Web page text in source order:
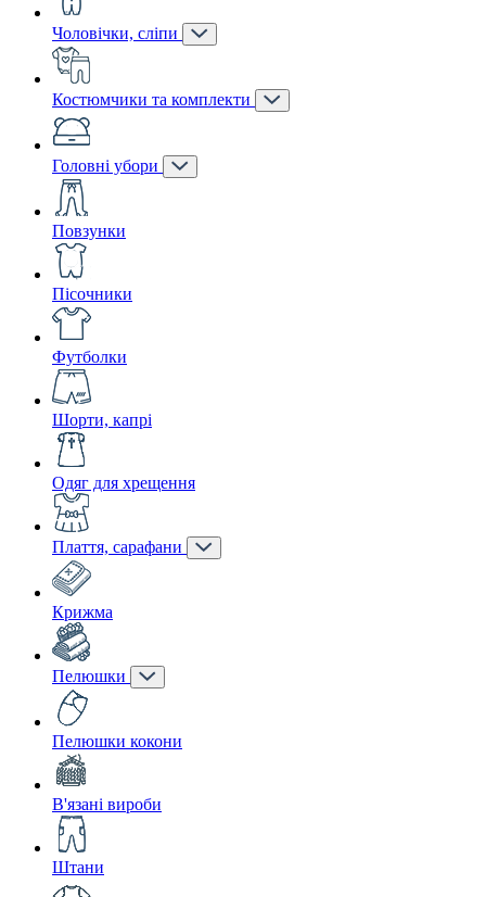
Чоловічки, сліпи
Костюмчики та комплекти
Головні убори
Повзунки
Пісочники
Футболки
Шорти, капрі
Одяг для хрещення
Плаття, сарафани
Крижма
Пелюшки
Пелюшки кокони
В'язані вироби
Штани